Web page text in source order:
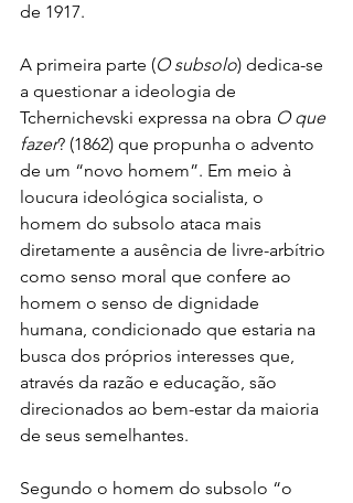
de 1917.
A primeira parte (O subsolo) dedica-se
a questionar a ideologia de
Tchernichevski expressa na obra O que
fazer? (1862) que propunha o advento
de um “novo homem”. Em meio à
loucura ideológica socialista, o
homem do subsolo ataca mais
diretamente a ausência de livre-arbítrio
como senso moral que confere ao
homem o senso de dignidade
humana, condicionado que estaria na
busca dos próprios interesses que,
através da razão e educação, são
direcionados ao bem-estar da maioria
de seus semelhantes.
Segundo o homem do subsolo “o